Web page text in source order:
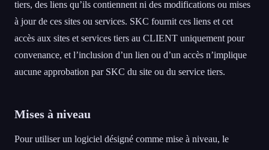
tiers, des liens qu’ils contiennent ni des modifications ou mises
à jour de ces sites ou services. SKC fournit ces liens et cet
accès aux sites et services tiers au CLIENT uniquement pour
convenance, et l’inclusion d’un lien ou d’un accès n’implique
aucune approbation par SKC du site ou du service tiers.
Mises à niveau
Pour utiliser un logiciel désigné comme mise à niveau, le